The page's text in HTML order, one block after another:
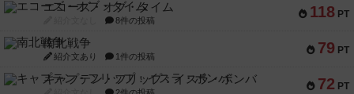
118 PT
エコーズ・オブ・タイム
8件の投稿
79 PT
南北戦争
紹介文あり 1件の投稿
72 PT
キャプテン・フリップ：イスラ・ボンバ